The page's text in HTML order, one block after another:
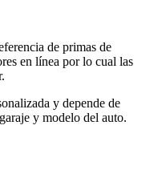
de primas de
en línea por lo cual las
y depende de
y modelo del auto.